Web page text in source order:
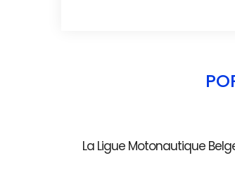
La Ligue Motonautique